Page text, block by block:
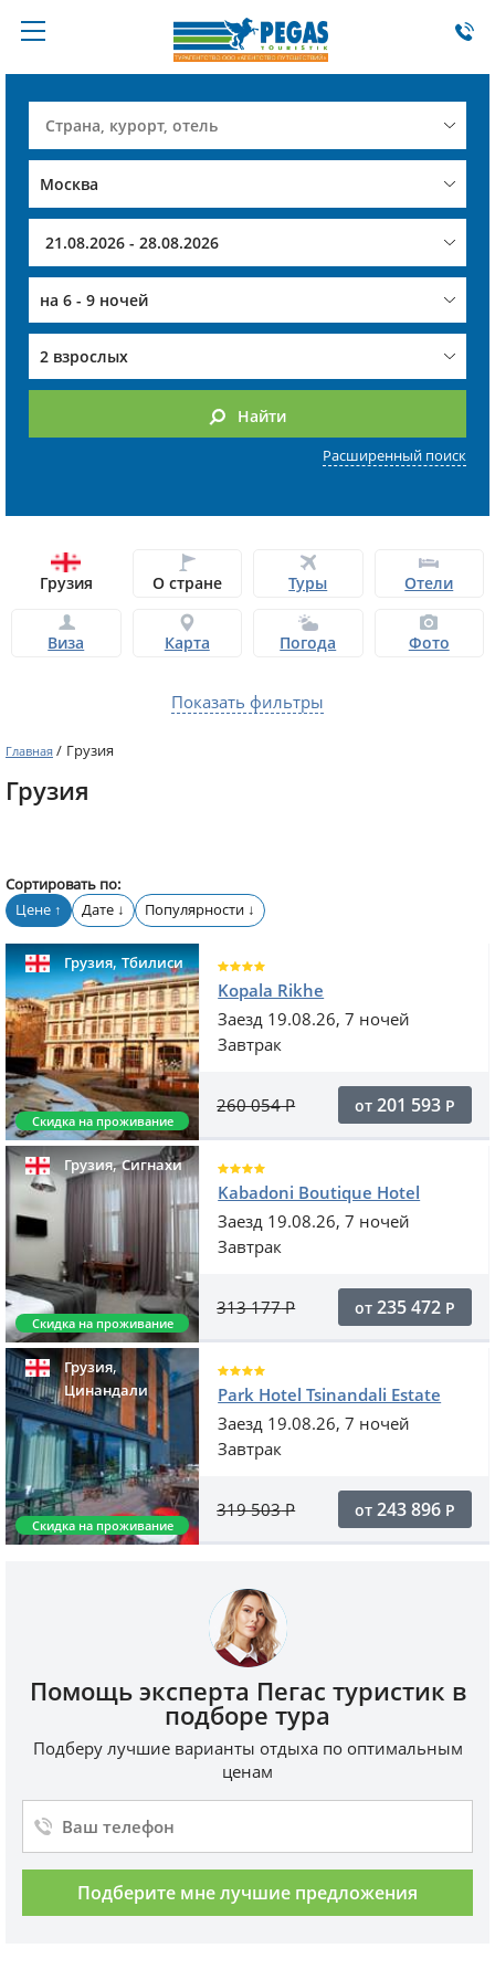
на 6 - 9 ночей
2 взрослых
Найти
Расширенный поиск
Грузия О стране Туры Отели
Виза Карта Погода Фото
Показать фильтры
Главная / Грузия
Грузия
Сортировать по:
Цене ↑ Дате ↓ Популярности ↓
Грузия,Тбилиси
Скидка на проживание
Kopala Rikhe
Заезд 19.08.26, 7 ночей
Завтрак
260 054Р от 201 593 Р
Грузия,Сигнахи
Скидка на проживание
Kabadoni Boutique Hotel
Заезд 19.08.26, 7 ночей
Завтрак
313 177Р от 235 472 Р
Грузия,
Цинандали
Скидка на проживание
Park Hotel Tsinandali Estate
Заезд 19.08.26, 7 ночей
Завтрак
319 503Р от 243 896 Р
Помощь эксперта Пегас туристик в
подборе тура
Подберу лучшие варианты отдыха по оптимальным
ценам
Подберите мне лучшие предложения